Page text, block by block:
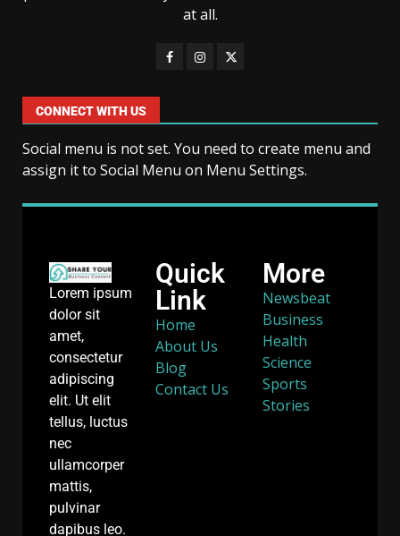
at all.
CONNECT WITH US
Social menu is not set. You need to create menu and
assign it to Social Menu on Menu Settings.
Lorem ipsum
dolor sit
amet,
consectetur
adipiscing
elit. Ut elit
tellus, luctus
nec
ullamcorper
mattis,
pulvinar
dapibus leo.
Quick
Link
Home
About Us
Blog
Contact Us
More
Newsbeat
Business
Health
Science
Sports
Stories